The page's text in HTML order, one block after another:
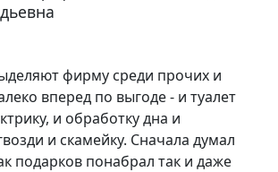
фирму среди прочих и
вперед по выгоде - и туалет
и обработку дна и
и скамейку. Сначала думал
подарков понабрал так и даже